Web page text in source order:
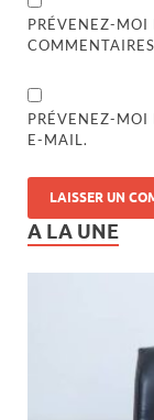
PRÉVENEZ-MOI
PRÉVENEZ-MOI
E-MAIL.
A LA UNE